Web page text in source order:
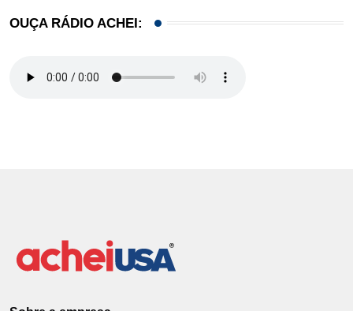
OUÇA RÁDIO ACHEI: